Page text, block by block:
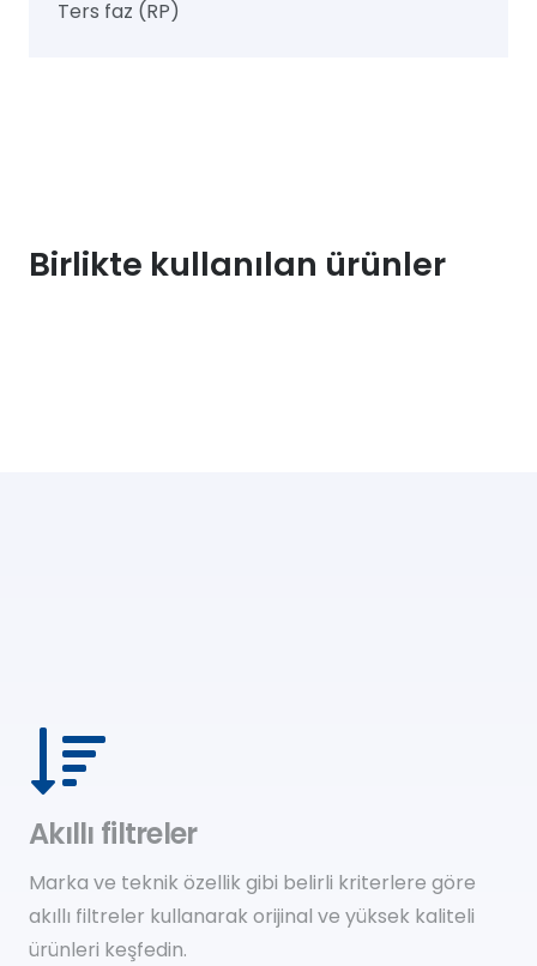
Ters faz (RP)
Birlikte kullanılan ürünler
Akıllı filtreler
Marka ve teknik özellik gibi belirli kriterlere göre
akıllı filtreler kullanarak orijinal ve yüksek kaliteli
ürünleri keşfedin.